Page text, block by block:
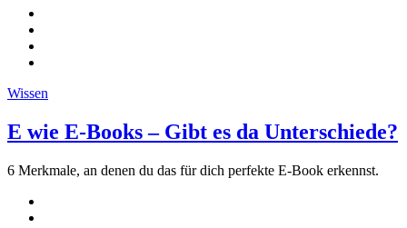
Wissen
E wie E-Books – Gibt es da Unterschiede?
6 Merkmale, an denen du das für dich perfekte E-Book erkennst.